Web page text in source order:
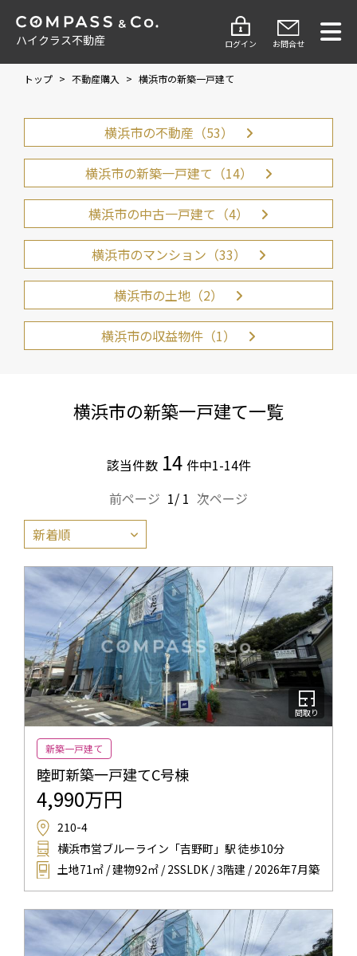
ハイクラス不動産 ログイン お問合せ
トップ > 不動産購入 > 横浜市の新築一戸建て
横浜市の不動産（53）
横浜市の新築一戸建て（14）
横浜市の中古一戸建て（4）
横浜市のマンション（33）
横浜市の土地（2）
横浜市の収益物件（1）
横浜市の新築一戸建て一覧
該当件数 14 件中1-14件
前ページ 1/ 1 次ページ
間取り
新築一戸建て
睦町新築一戸建てC号棟
4,990万円
210-4
横浜市営ブルーライン「吉野町」駅 徒歩10分
土地71㎡ / 建物92㎡ / 2SSLDK / 3階建 / 2026年7月築